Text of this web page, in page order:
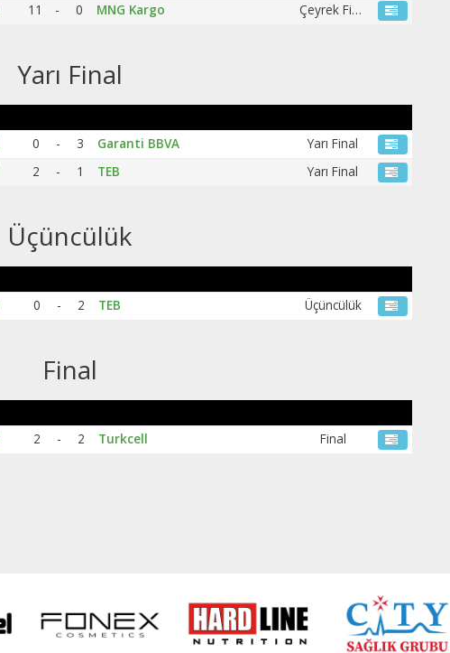
11 - 0 MNG Kargo Çeyrek Final
Yarı Final
0 - 3 Garanti BBVA
Yarı Final
2 - 1 TEB Yarı Final
Üçüncülük
0 - 2 TEB Üçüncülük
Final
2 - 2 Turkcell Final